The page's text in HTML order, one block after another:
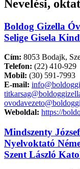
Nevelési,
Boldog Gizella
Selige Gisela
Cím: 8053 Bodajk,
Telefon: (22) 410-929
Mobil: (30) 591-7993
E-mail:
Weboldal: https://
Mindszenty
Nyelvoktató
Szent László